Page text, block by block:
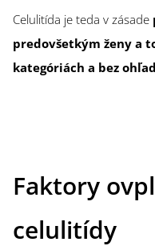
Celulitída je teda v zásade
predovšetkým ženy a
kategóriách a bez
Faktory
celulitídy